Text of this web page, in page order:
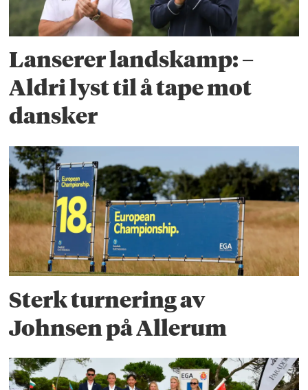
Lanserer landskamp: –
Aldri lyst til å tape mot
dansker
Sterk turnering av
Johnsen på Allerum